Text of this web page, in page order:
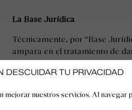
La Base Jurídica
Técnicamente, por “Base
ampara en el tratamiento de
usuario decide adquirir
Web, la base jurídica del
el contrato. A través de un
preparación de reservas,
DESCUIDAR TU PRIVACIDAD
nuestros servicios. Al navegar